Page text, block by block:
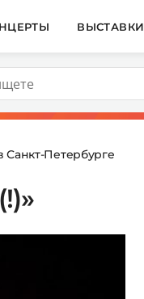
ВЫСТАВКИ
Санкт-Петербурге